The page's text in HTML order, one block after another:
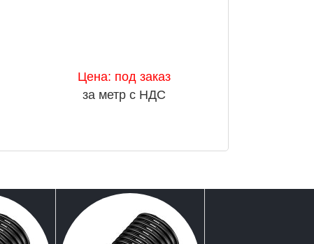
Цена: под заказ
за метр с НДС